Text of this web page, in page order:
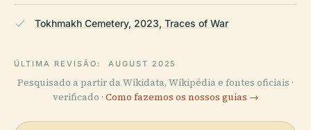
Tokhmakh Cemetery, 2023, Traces of War
ÚLTIMA REVISÃO: AUGUST 2025
Pesquisado a partir da Wikidata, Wikipédia e fontes oficiais ·
verificado · Como fazemos os nossos guias →